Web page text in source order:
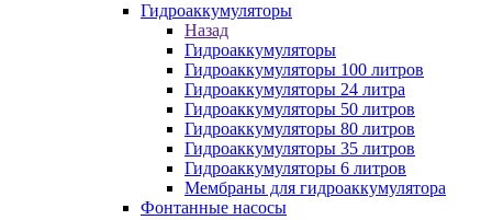
Гидроаккумуляторы
Назад
Гидроаккумуляторы
Гидроаккумуляторы 100 литров
Гидроаккумуляторы 24 литра
Гидроаккумуляторы 50 литров
Гидроаккумуляторы 80 литров
Гидроаккумуляторы 35 литров
Гидроаккумуляторы 6 литров
Мембраны для гидроаккумулятора
Фонтанные насосы